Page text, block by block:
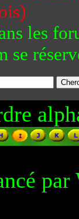
les
se